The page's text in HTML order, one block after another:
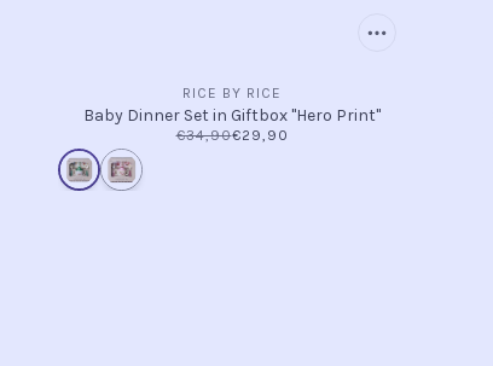
RICE BY RICE
Baby Dinner Set in Giftbox "Hero Print"
€34,90€29,90